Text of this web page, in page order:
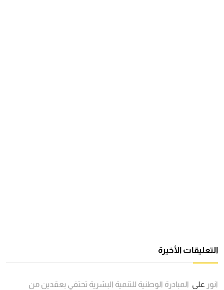
التعليقات الأخيرة
انور على المبادرة الوطنية للتنمية البشرية تحتفي بعقدين من